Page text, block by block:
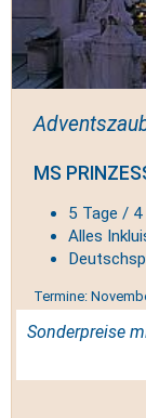
MS
5 Tage /
Alles
Termine:
Sonderpreise